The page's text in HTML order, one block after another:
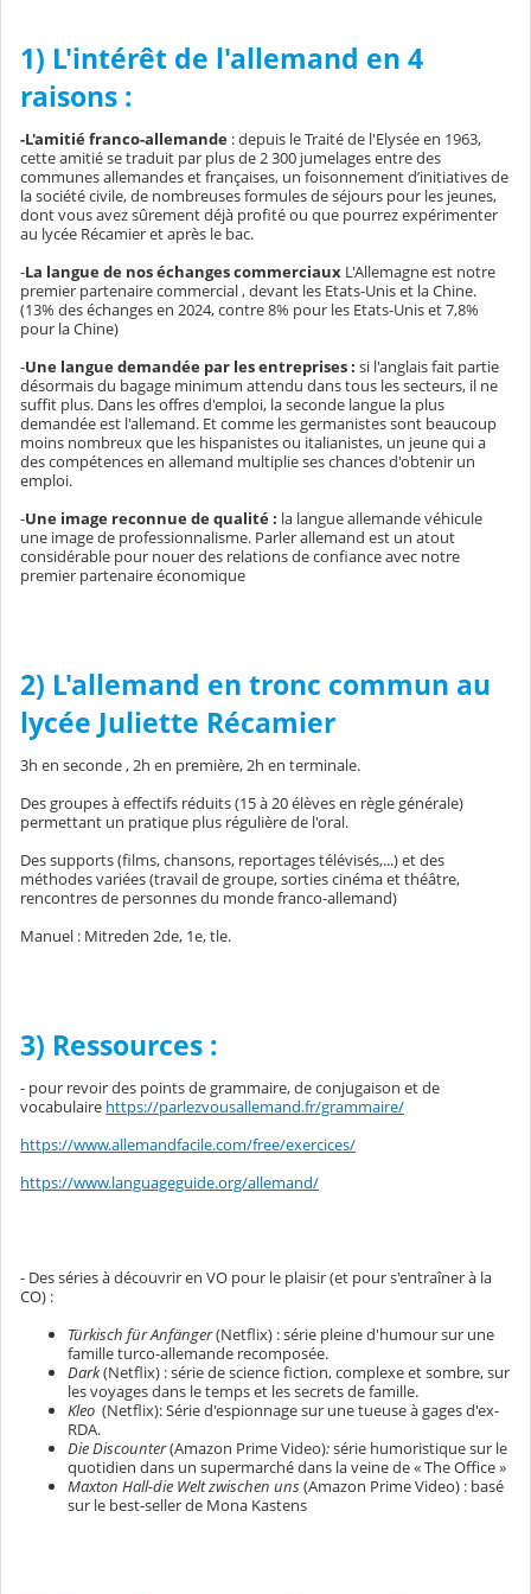
1) L'intérêt de l'allemand en 4
raisons :
-L'amitié franco-allemande : depuis le Traité de l'Elysée en 1963,
cette amitié se traduit par plus de 2 300 jumelages entre des
communes allemandes et françaises, un foisonnement d’initiatives de
la société civile, de nombreuses formules de séjours pour les jeunes,
dont vous avez sûrement déjà profité ou que pourrez expérimenter
au lycée Récamier et après le bac.
-La langue de nos échanges commerciaux L'Allemagne est notre
premier partenaire commercial , devant les Etats-Unis et la Chine.
(13% des échanges en 2024, contre 8% pour les Etats-Unis et 7,8%
pour la Chine)
-Une langue demandée par les entreprises : si l'anglais fait partie
désormais du bagage minimum attendu dans tous les secteurs, il ne
suffit plus. Dans les offres d'emploi, la seconde langue la plus
demandée est l'allemand. Et comme les germanistes sont beaucoup
moins nombreux que les hispanistes ou italianistes, un jeune qui a
des compétences en allemand multiplie ses chances d'obtenir un
emploi.
-Une image reconnue de qualité : la langue allemande véhicule
une image de professionnalisme. Parler allemand est un atout
considérable pour nouer des relations de confiance avec notre
premier partenaire économique
2) L'allemand en tronc commun au
lycée Juliette Récamier
3h en seconde , 2h en première, 2h en terminale.
Des groupes à effectifs réduits (15 à 20 élèves en règle générale)
permettant un pratique plus régulière de l'oral.
Des supports (films, chansons, reportages télévisés,...) et des
méthodes variées (travail de groupe, sorties cinéma et théâtre,
rencontres de personnes du monde franco-allemand)
Manuel : Mitreden 2de, 1e, tle.
3) Ressources :
- pour revoir des points de grammaire, de conjugaison et de
vocabulaire https://parlezvousallemand.fr/grammaire/
https://www.allemandfacile.com/free/exercices/
https://www.languageguide.org/allemand/
- Des séries à découvrir en VO pour le plaisir (et pour s'entraîner à la
CO) :
Türkisch für Anfänger(Netflix) : série pleine d'humour sur une
famille turco-allemande recomposée.
Dark(Netflix) : série de science fiction, complexe et sombre, sur
les voyages dans le temps et les secrets de famille.
Kleo (Netflix): Série d'espionnage sur une tueuse à gages d'ex-
RDA.
Die Discounter(Amazon Prime Video):série humoristique sur le
quotidien dans un supermarché dans la veine de « The Office »
Maxton Hall-die Welt zwischen uns(Amazon Prime Video) : basé
sur le best-seller de Mona Kastens